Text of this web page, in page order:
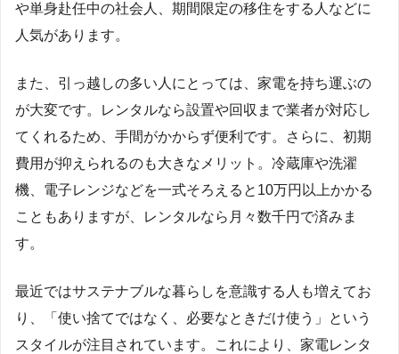
や単身赴任中の社会人、期間限定の移住をする人などに
人気があります。
また、引っ越しの多い人にとっては、家電を持ち運ぶの
が大変です。レンタルなら設置や回収まで業者が対応し
てくれるため、手間がかからず便利です。さらに、初期
費用が抑えられるのも大きなメリット。冷蔵庫や洗濯
機、電子レンジなどを一式そろえると10万円以上かかる
こともありますが、レンタルなら月々数千円で済みま
す。
最近ではサステナブルな暮らしを意識する人も増えてお
り、「使い捨てではなく、必要なときだけ使う」という
スタイルが注目されています。これにより、家電レンタ